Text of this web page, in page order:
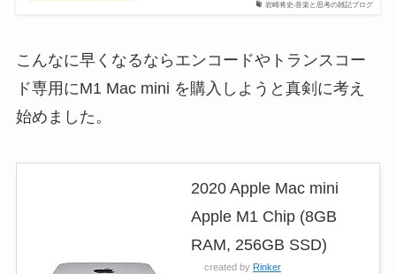
岩崎将史-音楽と思考の雑記ブログ
こんなに早くなるならエンコードやトランスコー
ド専用にM1 Mac mini を購入しようと真剣に考え
始めました。
2020 Apple Mac mini
Apple M1 Chip (8GB
RAM, 256GB SSD)
created by Rinker